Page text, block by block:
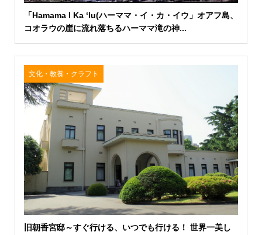
「Hamama I Ka ‘Iu(ハーママ・イ・カ・イウ」オアフ島、
コオラウの崖に流れ落ちるハーママ滝の神...
文化・教養・クラフト
旧朝香宮邸～すぐ行ける、いつでも行ける！ 世界一美し